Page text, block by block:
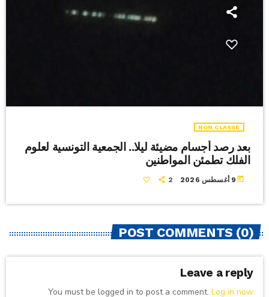
NON CLASSÉ
بعد رصد أجسام مضيئة ليلا.. الجمعية التونسية لعلوم
الفلك تطمئن المواطنين
today 9 أغسطس 2026 2
POST COMMENTS (0)
Leave a reply
You must be logged in to post a comment. Log in now